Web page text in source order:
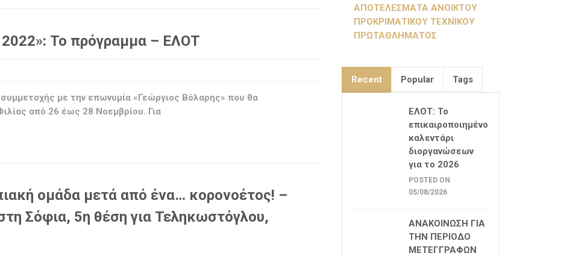
Το πρόγραμμα – ΕΛΟΤ
με την επωνυμία «Γεώργιος Βόλαρης» που θα
από 26 έως 28 Νοεμβρίου. Για
ομάδα μετά από ένα… κορονοέτος! –
Σόφια, 5η θέση για Τεληκωστόγλου,
ΑΠΟΤΕΛΕΣΜΑΤΑ ΑΝΟΙΚΤΟΥ
ΠΡΟΚΡΙΜΑΤΙΚΟΥ ΤΕΧΝΙΚΟΥ
ΠΡΩΤΑΘΛΗΜΑΤΟΣ
Recent Popular Tags
ΕΛΟΤ: Το
επικαιροποιημένο
καλεντάρι
διοργανώσεων
για το 2026
POSTED ON
05/08/2026
ΑΝΑΚΟΙΝΩΣΗ ΓΙΑ
ΤΗΝ ΠΕΡΙΟΔΟ
ΜΕΤΕΓΓΡΑΦΩΝ